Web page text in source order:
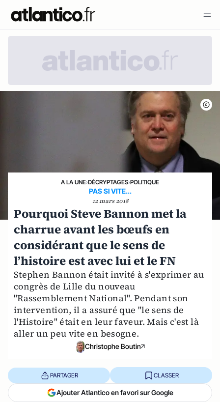
A LA UNE›DÉCRYPTAGES›POLITIQUE
PAS SI VITE...
12 mars 2018
Pourquoi Steve Bannon met la
charrue avant les bœufs en
considérant que le sens de
l’histoire est avec lui et le FN
Stephen Bannon était invité à s'exprimer au
congrès de Lille du nouveau
"Rassemblement National". Pendant son
intervention, il a assuré que "le sens de
l'Histoire" était en leur faveur. Mais c'est là
aller un peu vite en besogne.
Christophe Boutin
PARTAGER CLASSER
Ajouter Atlantico en favori sur Google